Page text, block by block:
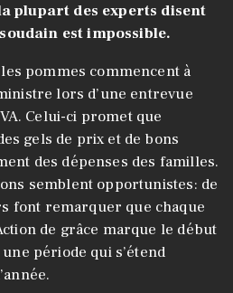
plupart des experts disent
est impossible.
les pommes commencent à
lors d’une entrevue
Celui-ci promet que
gels de prix et de bons
des dépenses des familles.
semblent opportunistes: de
font remarquer que chaque
de grâce marque le début
période qui s’étend